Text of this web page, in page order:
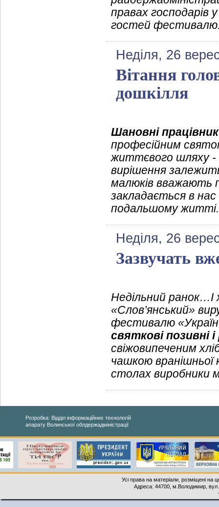
правах господарів
гостей
Неділя, 26
Вітання
дошкілля
Шановні
професійним
життєвого шляху -
вирішення
малюків
закладається в
подальшому житті.
Неділя, 26
Зазвучать
Недільний ранок…І
«Слов’янський»
фестивалю
святкові позивні
свіжовипеченим
чашкою
столах виробники
Розробка: Відділ інформаційних технологій
апарату Волинської облдержадміністрації
Усі права на матеріали, розміщені на
Адреса: 44700, м.Володимир,